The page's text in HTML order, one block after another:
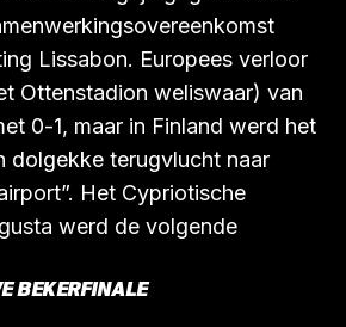
Peeters de honneurs
belangrijk gegeven was
Lissabon. Europees verloor
Ottenstadion weliswaar) van
0-1, maar in Finland werd het
dolgekke terugvlucht naar
Het Cypriotische
werd de volgende